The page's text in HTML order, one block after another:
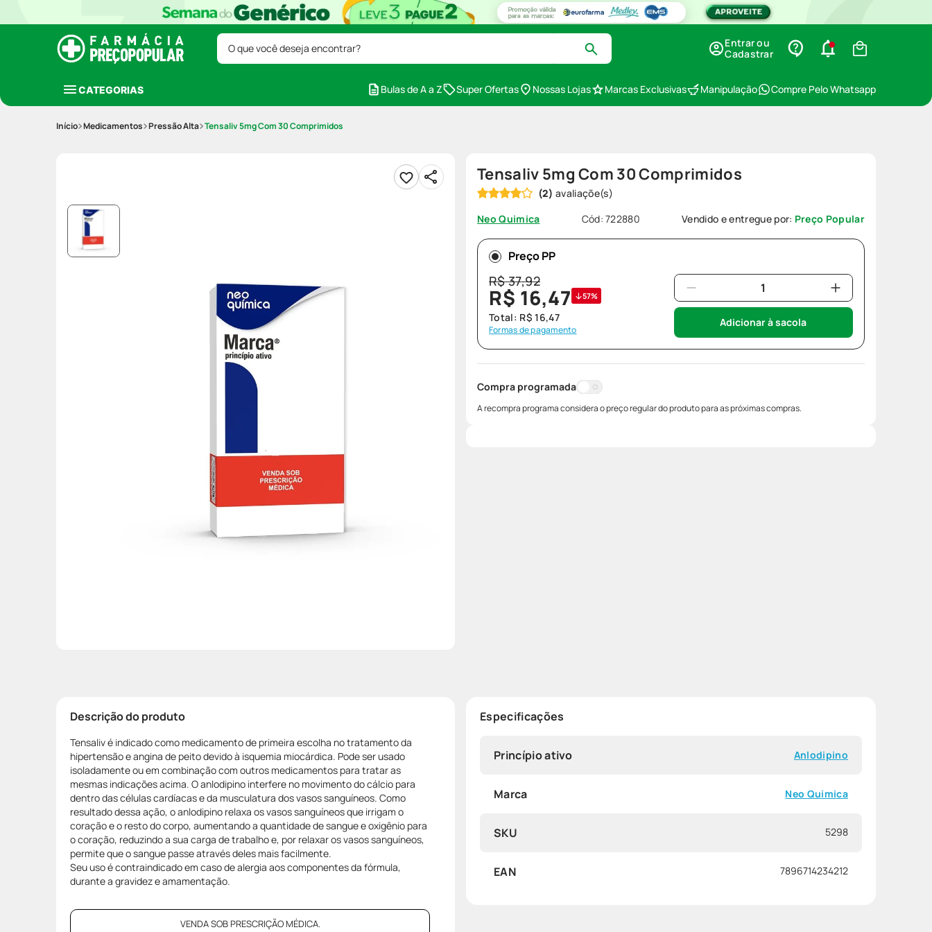
O que você deseja encontrar?
Entrar ou
Cadastrar
CATEGORIAS Bulas de A a Z Super Ofertas Nossas Lojas Marcas Exclusivas Manipulação Compre Pelo Whatsapp
Medicamentos Pressão Alta Tensaliv 5mg Com 30 Comprimidos
Tensaliv 5mg Com 30 Comprimidos
(2)
Neo Quimica
Cód:722880 Vendido e entregue por: Preço Popular
Preço PP
R$37,92
R$ 16,47 57%
Total: R$ 16,47
Formas de pagamento
Adicionar à sacola
Compra programada
A recompra programa considera o preço regular do produto para as próximas compras.
Descrição do produto
Tensaliv é indicado como medicamento de primeira escolha no tratamento da
hipertensão e angina de peito devido à isquemia miocárdica. Pode ser usado
isoladamente ou em combinação com outros medicamentos para tratar as
mesmas indicações acima. O anlodipino interfere no movimento do cálcio para
dentro das células cardíacas e da musculatura dos vasos sanguíneos. Como
resultado dessa ação, o anlodipino relaxa os vasos sanguíneos que irrigam o
coração e o resto do corpo, aumentando a quantidade de sangue e oxigênio para
o coração, reduzindo a sua carga de trabalho e, por relaxar os vasos sanguíneos,
permite que o sangue passe através deles mais facilmente.
Seu uso é contraindicado em caso de alergia aos componentes da fórmula,
durante a gravidez e amamentação.
VENDA SOB PRESCRIÇÃO MÉDICA.
Especificações
Princípio ativo Anlodipino
Marca Neo Quimica
SKU 5298
EAN 7896714234212